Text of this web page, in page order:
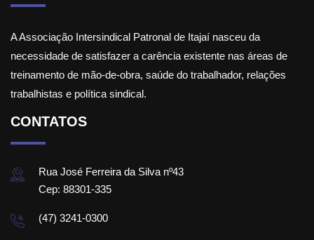
A Associação Intersindical Patronal de Itajaí nasceu da
necessidade de satisfazer a carência existente nas áreas de
treinamento de mão-de-obra, saúde do trabalhador, relações
trabalhistas e política sindical.
CONTATOS
Rua José Ferreira da Silva nº43
Cep: 88301-335
(47) 3241-0300